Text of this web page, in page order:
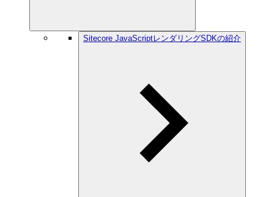
Sitecore JavaScriptレンダリングSDKの紹介